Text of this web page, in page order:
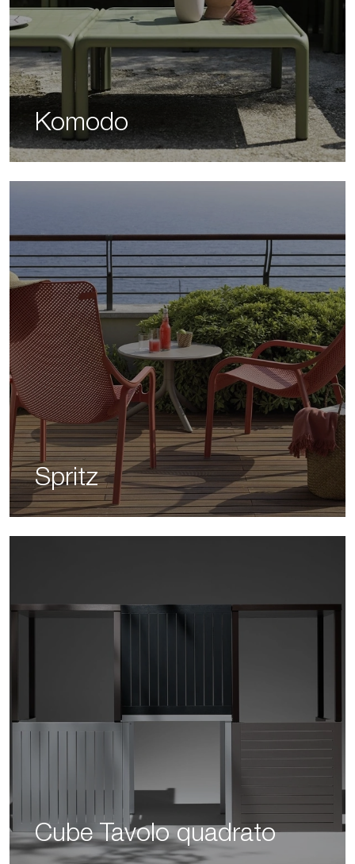
Komodo
Spritz
Cube Tavolo quadrato